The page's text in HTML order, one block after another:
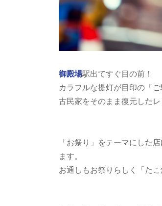
御殿場駅出てすぐ目の前！
カラフルな提灯が目印の「
古民家をそのまま復元した
「お祭り」をテーマにした
ます。
お通しもお祭りらしく「た